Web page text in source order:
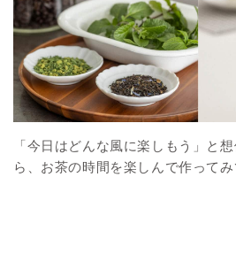
「今日はどんな風に楽しもう」と
ら、お茶の時間を楽しんで作ってみ